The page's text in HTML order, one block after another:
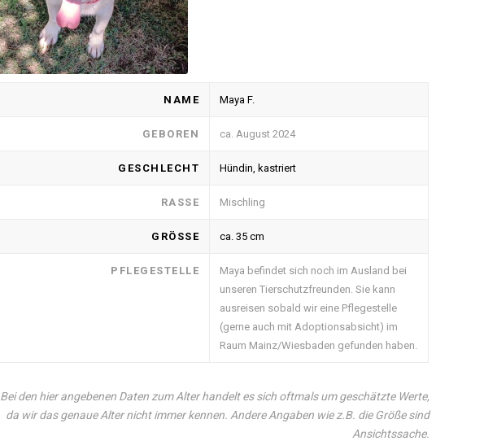
NAME Maya F.
GEBOREN ca. August 2024
GESCHLECHT Hündin, kastriert
RASSE Mischling
GRÖSSE ca. 35 cm
PFLEGESTELLE
Maya befindet sich noch im Ausland bei
unseren Tierschutzfreunden. Sie kann
ausreisen sobald wir eine Pflegestelle
(gerne auch mit Adoptionsabsicht) im
Raum Mainz/Wiesbaden gefunden haben.
Bei den hier angebenen Daten zum Alter handelt es sich oftmals um geschätzte Werte,
da wir das genaue Alter nicht immer kennen. Andere Angaben wie z.B. die Größe sind
Ansichtssache.